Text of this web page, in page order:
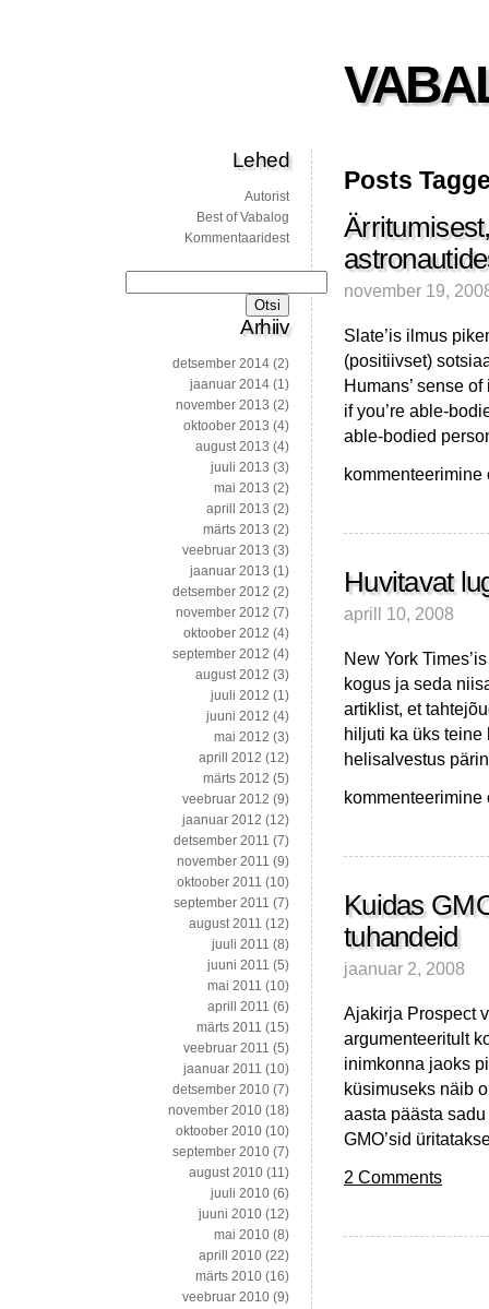
Posts
november 19,
Slate’is ilmus
(positiivset)
Humans’ sense
if you’re able-
able-bodied
Ärritumisest,
astronautidest
fruktoosist
Huvitavat
aprill 10, 2008
New York
kogus ja seda
artiklist, et
hiljuti ka üks teine
helisalvestus
Huvitavat
maa
mere
tagant
Kuidas
tuhandeid
jaanuar 2, 2008
Ajakirja Prospect
argumenteeritult
inimkonna jaoks
küsimuseks näib
aasta päästa
GMO’sid
2 Comments
Lehed
Autorist
Best of Vabalog
Kommentaaridest
Arhiiv
detsember 2014 (2)
jaanuar 2014 (1)
november 2013 (2)
oktoober 2013 (4)
august 2013 (4)
juuli 2013 (3)
mai 2013 (2)
aprill 2013 (2)
märts 2013 (2)
veebruar 2013 (3)
jaanuar 2013 (1)
detsember 2012 (2)
november 2012 (7)
oktoober 2012 (4)
september 2012 (4)
august 2012 (3)
juuli 2012 (1)
juuni 2012 (4)
mai 2012 (3)
aprill 2012 (12)
märts 2012 (5)
veebruar 2012 (9)
jaanuar 2012 (12)
detsember 2011 (7)
november 2011 (9)
oktoober 2011 (10)
september 2011 (7)
august 2011 (12)
juuli 2011 (8)
juuni 2011 (5)
mai 2011 (10)
aprill 2011 (6)
märts 2011 (15)
veebruar 2011 (5)
jaanuar 2011 (10)
detsember 2010 (7)
november 2010 (18)
oktoober 2010 (10)
september 2010 (7)
august 2010 (11)
juuli 2010 (6)
juuni 2010 (12)
mai 2010 (8)
aprill 2010 (22)
märts 2010 (16)
veebruar 2010 (9)